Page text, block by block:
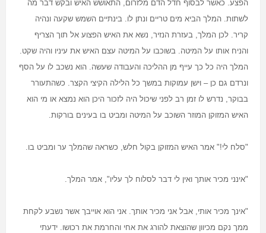
הפצע. כאשר לבסוף חדל הדם מלזרום, התאושש האיש ובקש דבר מה
לשתות. המלך הביא מים טריים ונתן לו. בינתיים השמש שקעה ונהיה
קריר. לכן המלך, בעזרת הנזיר, נשא את האיש הפצוע אל תוך הצריף
והניח אותו על המיטה. בשוכבו על המיטה עצם האיש את עיניו והיה שקט.
המלך היה כל כך עייף מן ההליכה והעבודה שעשה. הוא נשכב לו על הסף
ונרדם גם כן – וישן עמוקות במשך כל הלילה הקיצי הקצר. כשהתעורר
בבוקר, נדרש לו זמן רב לפני שיכול היה לזכור היכן הוא נמצא או מי הוא
האיש המזוקן המוזר השוכב על המיטה ומביט בו בעינים בורקות.
"סלח לי!" אמר האיש המזוקן בקול חלש, כשראה שהמלך ער ומביט בו.
"אינני מכיר אותך ואין לי דבר לסלוח לך עליו", אמר המלך.
"אינך מכיר אותי, אבל אני מכיר אותך. אני הוא אוייבך אשר נשבע לקחת
ממך נקם מכיוון שהוצאת להורג את אחי והחרמת את רכושו. ידעתי